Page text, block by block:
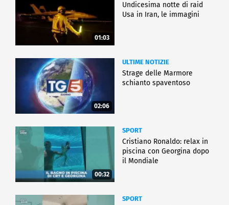
01:03
Undicesima notte di raid
Usa in Iran, le immagini
02:06
ULTIME NOTIZIE
Strage delle Marmore
schianto spaventoso
00:32
SPORT
Cristiano Ronaldo: relax in
piscina con Georgina dopo
il Mondiale
SPORT